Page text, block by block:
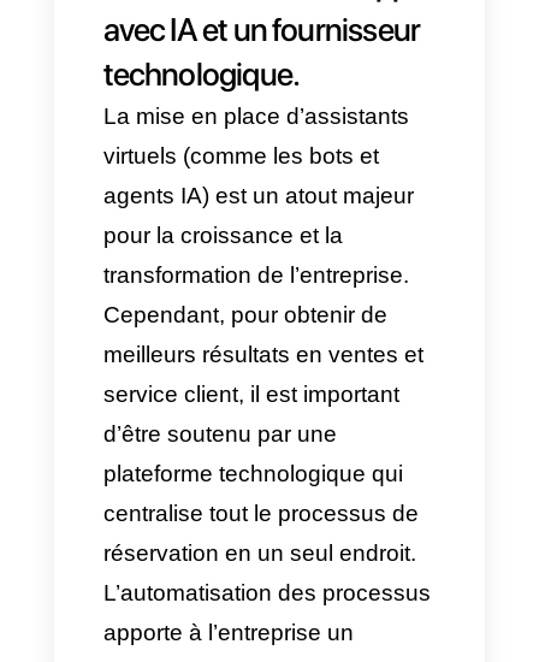
Attendre que les clients écrivent
pour occuper les créneaux
libres de l’agenda est une
stratégie peu efficace. Avec
l’automatisation des
réservations WhatsApp avec IA,
il est possible d’adopter une
approche proactive via trois
tactiques :
Envois massifs segmentés :
Lorsque l’entreprise identifie
une faible demande certains
jours, lesmodèles approuvés